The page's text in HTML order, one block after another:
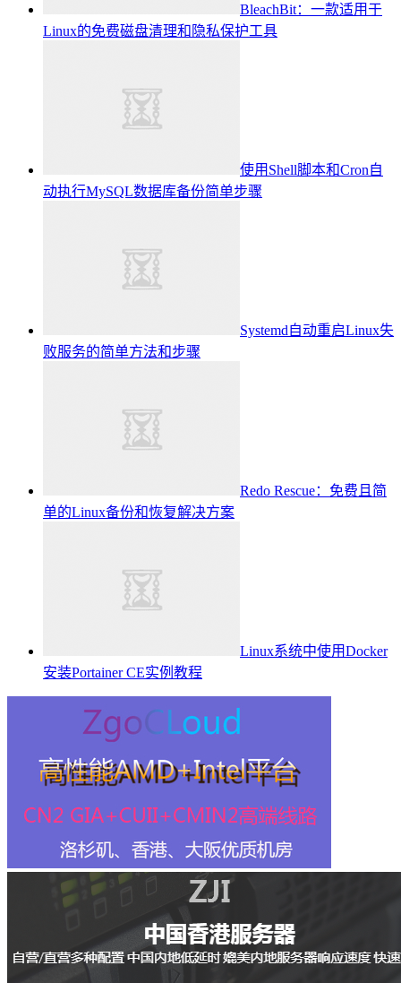
BleachBit：一款适用于
Linux的免费磁盘清理和隐私保护工具
使用Shell脚本和Cron自
动执行MySQL数据库备份简单步骤
Systemd自动重启Linux失
败服务的简单方法和步骤
Redo Rescue：免费且简
单的Linux备份和恢复解决方案
Linux系统中使用Docker
安装Portainer CE实例教程